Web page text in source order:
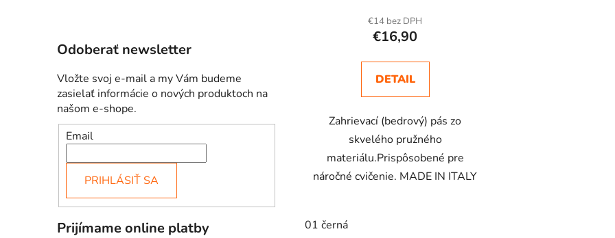
Odoberať newsletter
Vložte svoj e-mail a my Vám budeme
zasielať informácie o nových produktoch na
našom e-shope.
Email
PRIHLÁSIŤ SA
Prijímame online platby
€14 bez DPH
€16,90
DETAIL
Zahrievací (bedrový) pás zo
skvelého pružného
materiálu.Prispôsobené pre
náročné cvičenie. MADE IN ITALY
01 černá